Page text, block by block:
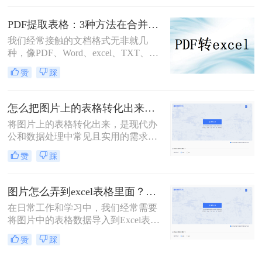
分发的首选，但其不可直接编辑的特
性也成为了数据再利用的最大障碍。
将PDF表格转换为可编辑、可计算的
Excel工作表，从而进行数据分析、图
表制作或进一步处理，是一项至关重
要的技能。
PDF提取表格：3种方法在合并单元格和多页表格上的表现差异！
我们经常接触的文档格式无非就几
种，像PDF、Word、excel、TXT、图
片等，当我们需要编辑内容或者是利
用现有的文档转换成方便的文档时，
从pdf提取表格，你知道怎么PDF转
EXCEL吗？下面一起来看看吧。
赞 踩
怎么把图片上的表格转化出来？教你3招，轻松搞定表格提取~
将图片上的表格转化出来，是现代办
公和数据处理中常见且实用的需求。
这一过程可以通过多种方法实现，每
种方法都有其独特的优点和适用场
来呢？以下将详细介绍几种常见的转
化方法。
赞 踩
图片怎么弄到excel表格里面？分享4种提取方法!
在日常工作和学习中，我们经常需要
将图片中的表格数据导入到Excel表格
中，以便进行进一步的数据处理和分
析。那么图片怎么弄到excel表格里面
赞 踩